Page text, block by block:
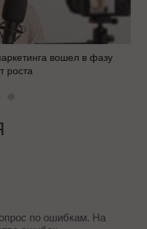
вошел в фазу
роста
по ошибкам. На